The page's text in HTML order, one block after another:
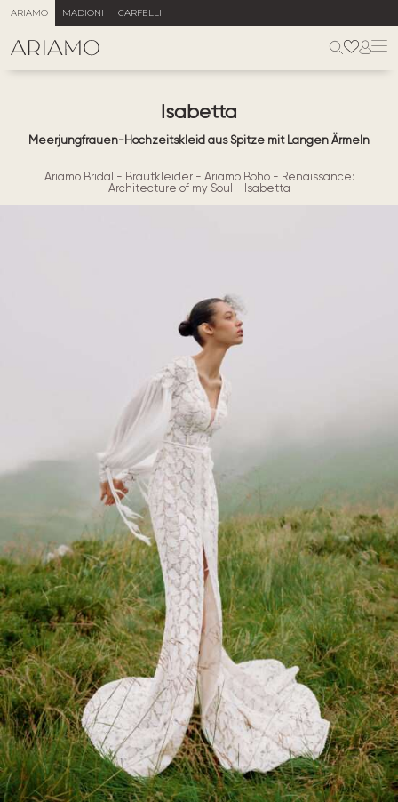
ARIAMO MADIONI CARFELLI
Isabetta
Meerjungfrauen-Hochzeitskleid aus Spitze mit Langen Ärmeln
Ariamo Bridal - Brautkleider- Ariamo Boho- Renaissance:
Architecture of my Soul - Isabetta